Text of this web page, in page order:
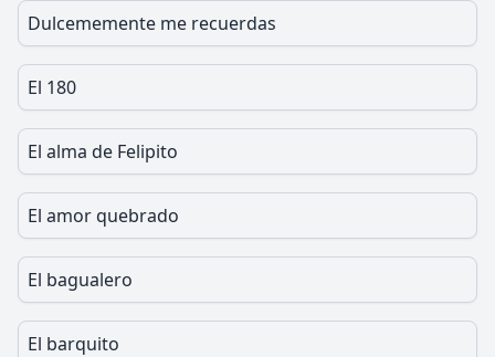
Dulcememente me recuerdas
El 180
El alma de Felipito
El amor quebrado
El bagualero
El barquito